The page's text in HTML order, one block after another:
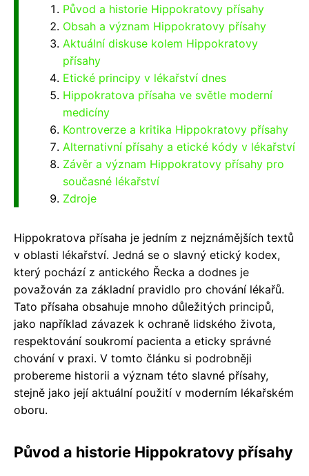
Původ a historie Hippokratovy přísahy
Obsah a význam Hippokratovy přísahy
Aktuální diskuse kolem Hippokratovy
přísahy
Etické principy v lékařství dnes
Hippokratova přísaha ve světle moderní
medicíny
Kontroverze a kritika Hippokratovy přísahy
Alternativní přísahy a etické kódy v lékařství
Závěr a význam Hippokratovy přísahy pro
současné lékařství
Zdroje
Hippokratova přísaha je jedním z nejznámějších textů
v oblasti lékařství. Jedná se o slavný etický kodex,
který pochází z antického Řecka a dodnes je
považován za základní pravidlo pro chování lékařů.
Tato přísaha obsahuje mnoho důležitých principů,
jako například závazek k ochraně lidského života,
respektování soukromí pacienta a eticky správné
chování v praxi. V tomto článku si podrobněji
probereme historii a význam této slavné přísahy,
stejně jako její aktuální použití v moderním lékařském
oboru.
Původ a historie Hippokratovy přísahy